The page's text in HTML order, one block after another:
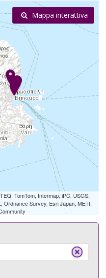
TomTom, Intermap, iPC, USGS,
Ordnance Survey, Esri Japan, METI,
Mappa interattiva